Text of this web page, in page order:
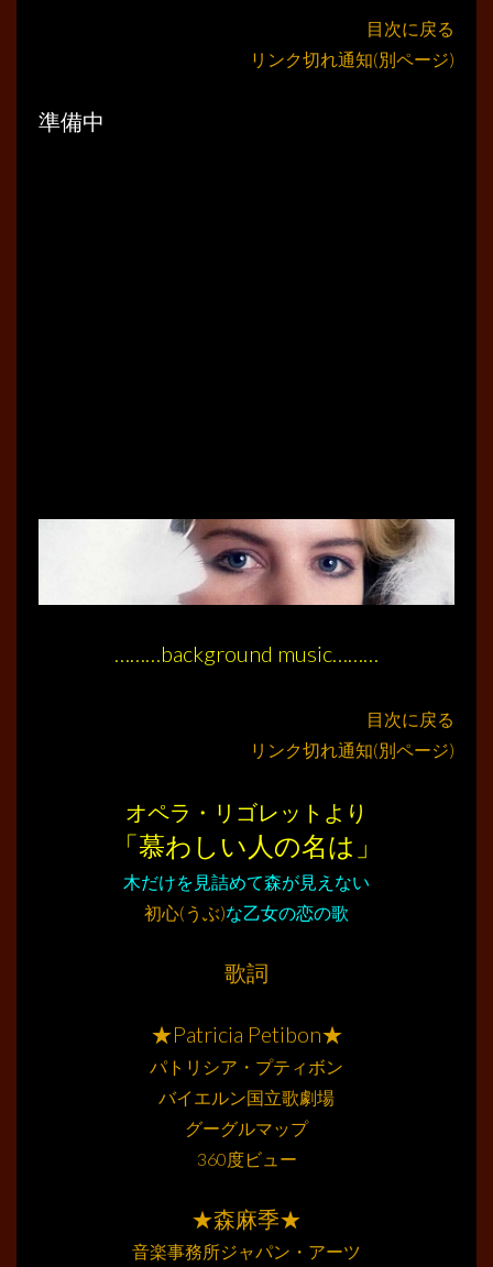
目次に戻る
リンク切れ通知(別ページ)
準備中
………background music………
目次に戻る
リンク切れ通知(別ページ)
オペラ・リゴレットより
「慕わしい人の名は」
木だけを見詰めて森が見えない
初心(うぶ)な乙女の恋の歌
歌詞
★Patricia Petibon★
パトリシア・プティボン
バイエルン国立歌劇場
グーグルマップ
360度ビュー
★森麻季★
音楽事務所ジャパン・アーツ